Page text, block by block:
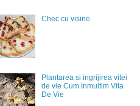
Chec cu visine
Plantarea si ingrijirea vitei
de vie Cum Inmultim Vita
De Vie